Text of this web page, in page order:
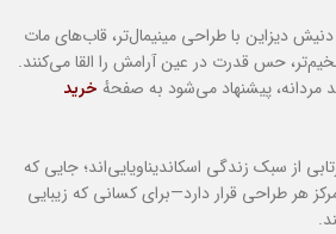
دیزاین با طراحی مینیمال‌تر، قاب‌های مات
حس قدرت در عین آرامش را القا می‌کنند.
پیشنهاد می‌شود به صفحهٔ خرید
از سبک زندگی اسکاندیناویایی‌اند؛ جایی که
هر طراحی قرار دارد—برای کسانی که زیبایی